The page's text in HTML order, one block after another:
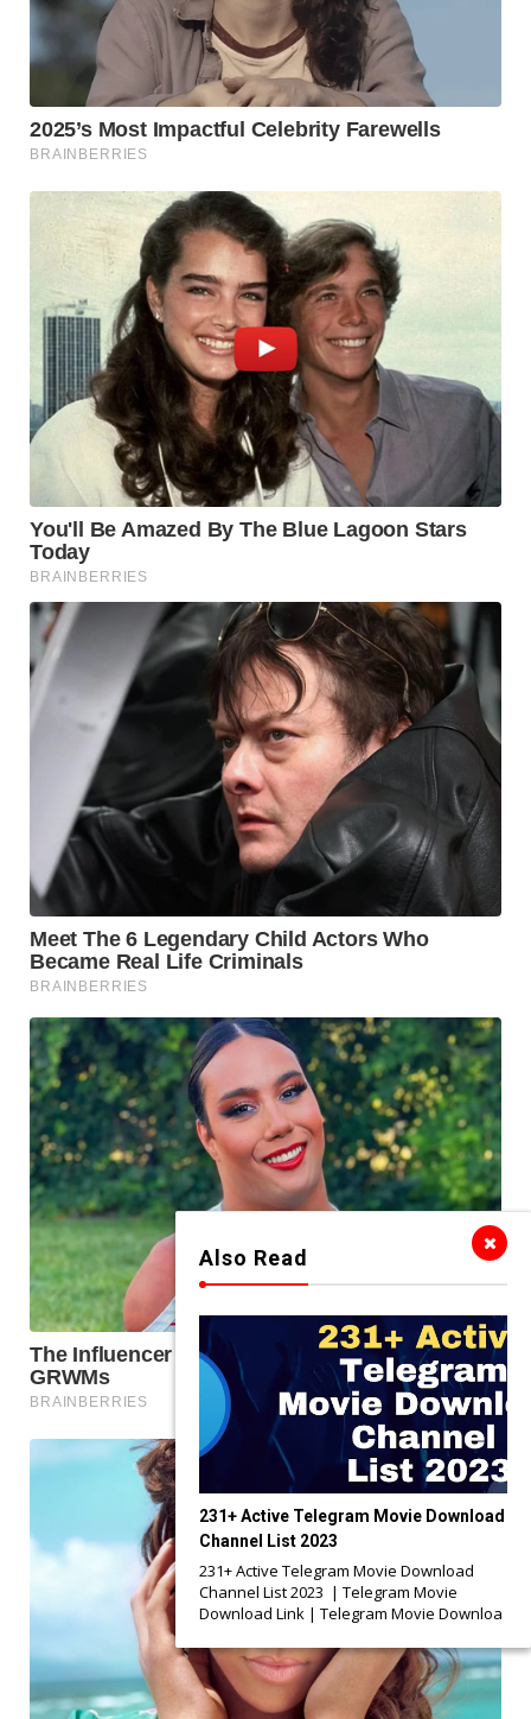
Also Read
231+ Active Telegram Movie Download
Channel List 2023
231+ Active Telegram Movie Download
Channel List 2023 | Telegram Movie
Download Link | Telegram Movie Downloa